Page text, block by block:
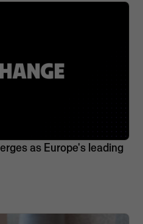
as Europe's leading